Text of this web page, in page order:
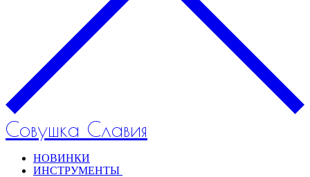
Совушка Славия
НОВИНКИ
ИНСТРУМЕНТЫ